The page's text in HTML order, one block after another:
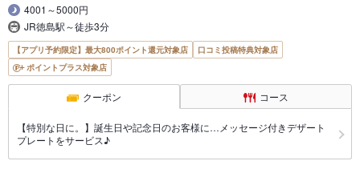
4001～5000円
JR徳島駅～徒歩3分
【アプリ予約限定】最大800ポイント還元対象店
口コミ投稿特典対象店
ポイントプラス対象店
クーポン コース
【特別な日に。】誕生日や記念日のお客様に…メッセージ付きデザート
プレートをサービス♪